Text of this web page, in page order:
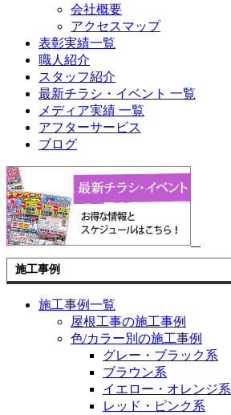
会社概要
アクセスマップ
表彰実績一覧
職人紹介
スタッフ紹介
最新チラシ・イベント 一覧
メディア実績 一覧
アフターサービス
ブログ
施工事例
施工事例一覧
屋根工事の施工事例
色/カラー別の施工事例
グレー・ブラック系
ブラウン系
イエロー・オレンジ系
レッド・ピンク系